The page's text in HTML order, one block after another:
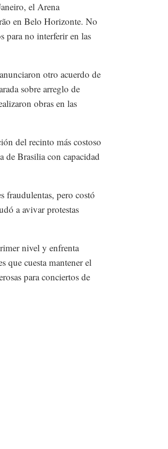
el Arena
en Belo Horizonte. No
para no interferir en las
otro acuerdo de
sobre arreglo de
obras en las
del recinto más costoso
Brasilia con capacidad
fraudulentas, pero costó
a avivar protestas
nivel y enfrenta
que cuesta mantener el
para conciertos de